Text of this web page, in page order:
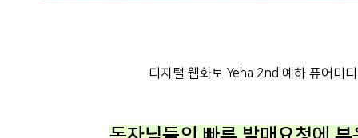
디지털 웹화보 Yeha 2nd 예하 퓨어미